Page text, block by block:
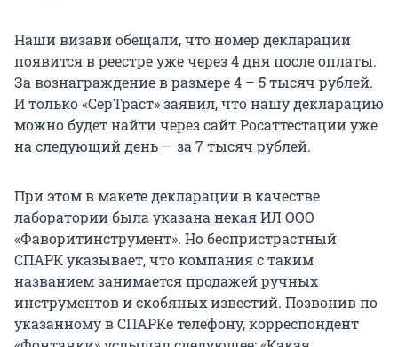
Наши визави обещали, что номер декларации
появится в реестре уже через 4 дня после оплаты.
За вознаграждение в размере 4 – 5 тысяч рублей.
И только «СерТраст» заявил, что нашу декларацию
можно будет найти через сайт Росаттестации уже
на следующий день — за 7 тысяч рублей.
При этом в макете декларации в качестве
лаборатории была указана некая ИЛ ООО
«Фаворитинструмент». Но беспристрастный
СПАРК указывает, что компания с таким
названием занимается продажей ручных
инструментов и скобяных известий. Позвонив по
указанному в СПАРКе телефону, корреспондент